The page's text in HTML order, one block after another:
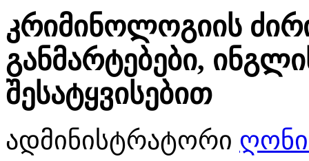
კრიმინოლოგიის
განმარტებები,
შესატყვისებით
ადმინისტრატორი